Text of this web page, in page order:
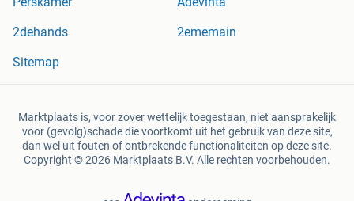
2dehands
2ememain
Sitemap
Marktplaats is, voor zover wettelijk toegestaan, niet aansprakelijk
voor (gevolg)schade die voortkomt uit het gebruik van deze site,
dan wel uit fouten of ontbrekende functionaliteiten op deze site.
Copyright © 2026 Marktplaats B.V. Alle rechten voorbehouden.